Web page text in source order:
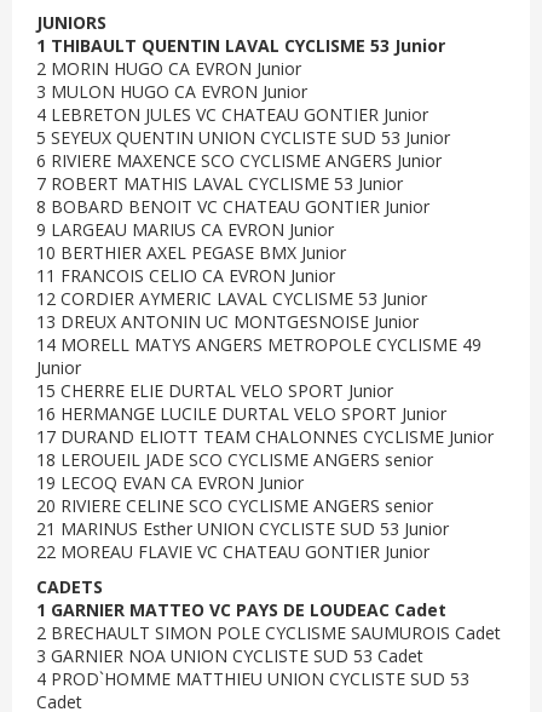
JUNIORS
1 THIBAULT QUENTIN LAVAL CYCLISME 53 Junior
2 MORIN HUGO CA EVRON Junior
3 MULON HUGO CA EVRON Junior
4 LEBRETON JULES VC CHATEAU GONTIER Junior
5 SEYEUX QUENTIN UNION CYCLISTE SUD 53 Junior
6 RIVIERE MAXENCE SCO CYCLISME ANGERS Junior
7 ROBERT MATHIS LAVAL CYCLISME 53 Junior
8 BOBARD BENOIT VC CHATEAU GONTIER Junior
9 LARGEAU MARIUS CA EVRON Junior
10 BERTHIER AXEL PEGASE BMX Junior
11 FRANCOIS CELIO CA EVRON Junior
12 CORDIER AYMERIC LAVAL CYCLISME 53 Junior
13 DREUX ANTONIN UC MONTGESNOISE Junior
14 MORELL MATYS ANGERS METROPOLE CYCLISME 49
Junior
15 CHERRE ELIE DURTAL VELO SPORT Junior
16 HERMANGE LUCILE DURTAL VELO SPORT Junior
17 DURAND ELIOTT TEAM CHALONNES CYCLISME Junior
18 LEROUEIL JADE SCO CYCLISME ANGERS senior
19 LECOQ EVAN CA EVRON Junior
20 RIVIERE CELINE SCO CYCLISME ANGERS senior
21 MARINUS Esther UNION CYCLISTE SUD 53 Junior
22 MOREAU FLAVIE VC CHATEAU GONTIER Junior
CADETS
1 GARNIER MATTEO VC PAYS DE LOUDEAC Cadet
2 BRECHAULT SIMON POLE CYCLISME SAUMUROIS Cadet
3 GARNIER NOA UNION CYCLISTE SUD 53 Cadet
4 PROD`HOMME MATTHIEU UNION CYCLISTE SUD 53
Cadet